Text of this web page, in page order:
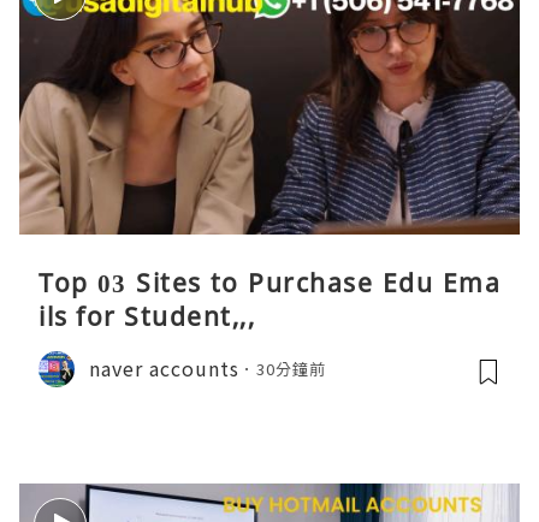
Top 03 Sites to Purchase Edu Ema
ils for Student,,,
naver accounts 30分鐘前